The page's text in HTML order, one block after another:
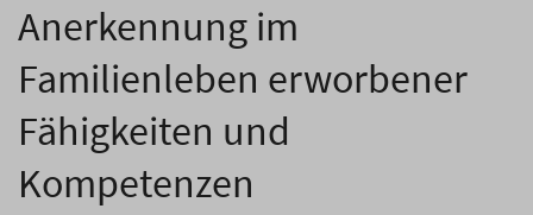
Anerkennung im
Familienleben erworbener
Fähigkeiten und
Kompetenzen